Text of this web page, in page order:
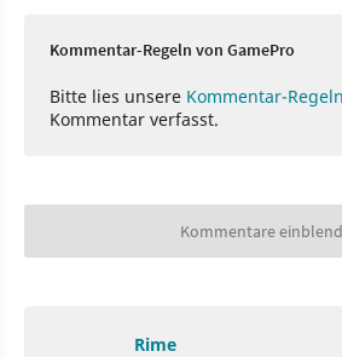
Kommentar-Regeln von GamePro
Bitte lies unsere Kommentar-Regeln
Kommentar verfasst.
Kommentare
Rime